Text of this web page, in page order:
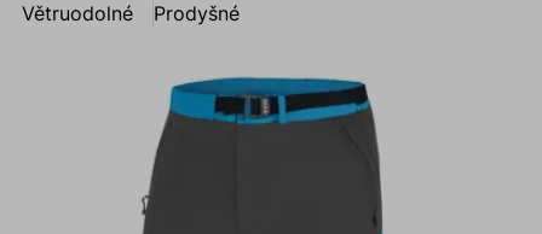
Větruodolné Prodyšné